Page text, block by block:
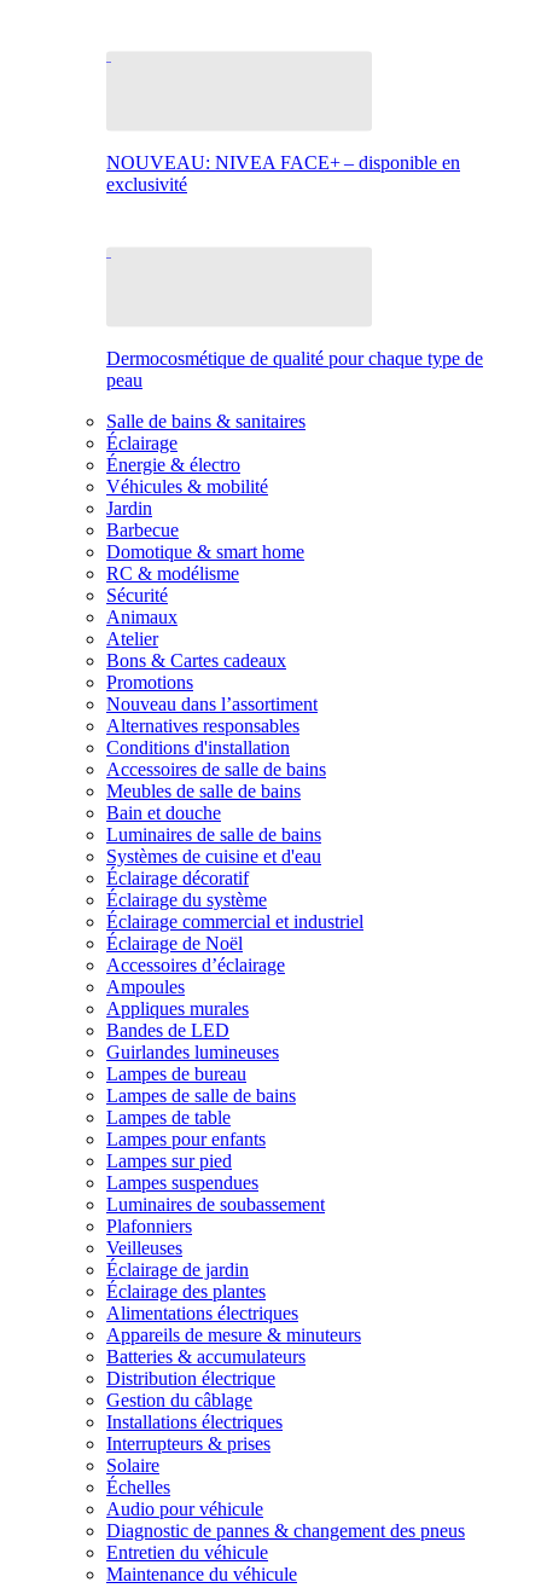
NOUVEAU: NIVEA FACE+ – disponible en
exclusivité
Dermocosmétique de qualité pour chaque type de
peau
Salle de bains & sanitaires
Éclairage
Énergie & électro
Véhicules & mobilité
Jardin
Barbecue
Domotique & smart home
RC & modélisme
Sécurité
Animaux
Atelier
Bons & Cartes cadeaux
Promotions
Nouveau dans l’assortiment
Alternatives responsables
Conditions d'installation
Accessoires de salle de bains
Meubles de salle de bains
Bain et douche
Luminaires de salle de bains
Systèmes de cuisine et d'eau
Éclairage décoratif
Éclairage du système
Éclairage commercial et industriel
Éclairage de Noël
Accessoires d’éclairage
Ampoules
Appliques murales
Bandes de LED
Guirlandes lumineuses
Lampes de bureau
Lampes de salle de bains
Lampes de table
Lampes pour enfants
Lampes sur pied
Lampes suspendues
Luminaires de soubassement
Plafonniers
Veilleuses
Éclairage de jardin
Éclairage des plantes
Alimentations électriques
Appareils de mesure & minuteurs
Batteries & accumulateurs
Distribution électrique
Gestion du câblage
Installations électriques
Interrupteurs & prises
Solaire
Échelles
Audio pour véhicule
Diagnostic de pannes & changement des pneus
Entretien du véhicule
Maintenance du véhicule